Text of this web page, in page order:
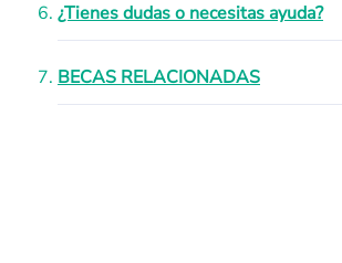
¿Tienes dudas o necesitas ayuda?
BECAS RELACIONADAS